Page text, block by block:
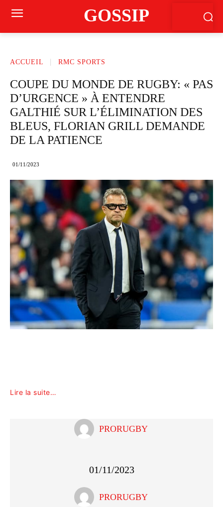
GOSSIP
ACCUEIL RMC SPORTS
COUPE DU MONDE DE RUGBY: « PAS
D’URGENCE » À ENTENDRE
GALTHIÉ SUR L’ÉLIMINATION DES
BLEUS, FLORIAN GRILL DEMANDE
DE LA PATIENCE
01/11/2023
Lire la suite…
PRORUGBY
01/11/2023
PRORUGBY